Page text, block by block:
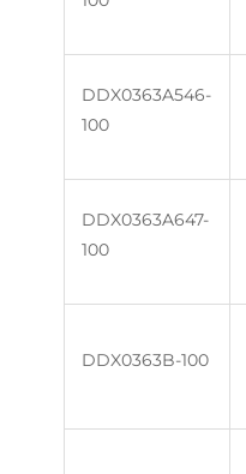
DDX0363A546-
100
DDX0363A647-
100
DDX0363B-100